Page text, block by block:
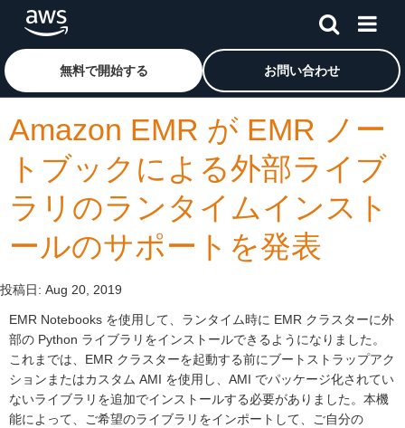
メインコンテンツに移動
アマゾン ウェブ サービスのホームページに戻るには、こ
無料で開始する お問い合わせ
Amazon EMR が EMR ノー
トブックによる外部ライブ
ラリのランタイムインスト
ールのサポートを発表
投稿日: Aug 20, 2019
EMR Notebooks を使用して、ランタイム時に EMR クラスターに外
部の Python ライブラリをインストールできるようになりました。
これまでは、EMR クラスターを起動する前にブートストラップアク
ションまたはカスタム AMI を使用し、AMI でパッケージ化されてい
ないライブラリを追加でインストールする必要がありました。本機
能によって、ご希望のライブラリをインポートして、ご自分の